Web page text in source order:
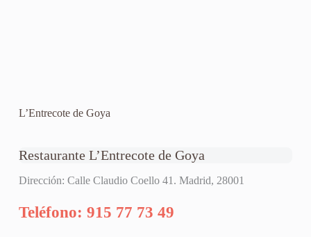
L’Entrecote de Goya
Restaurante L’Entrecote de Goya
Dirección: Calle Claudio Coello 41. Madrid, 28001
Teléfono: 915 77 73 49